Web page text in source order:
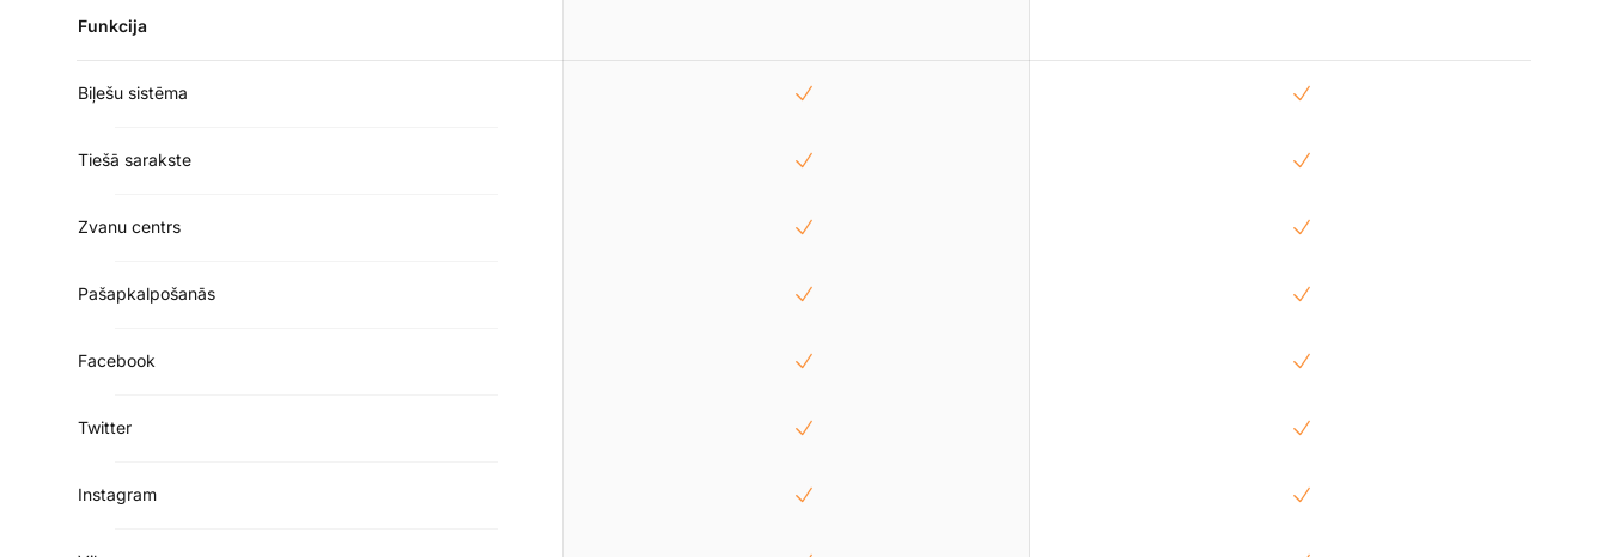
Funkcija
Biļešu sistēma
Tiešā sarakste
Zvanu centrs
Pašapkalpošanās
Facebook
Twitter
Instagram